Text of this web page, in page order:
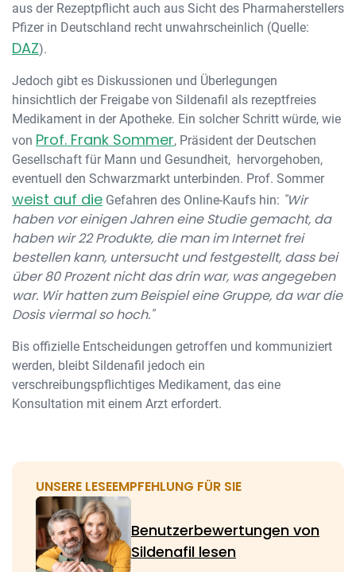
aus der Rezeptpflicht auch aus Sicht des Pharmaherstellers
Pfizer in Deutschland recht unwahrscheinlich (Quelle:
DAZ).
Jedoch gibt es Diskussionen und Überlegungen
hinsichtlich der Freigabe von Sildenafil als rezeptfreies
Medikament in der Apotheke. Ein solcher Schritt würde, wie
von Prof. Frank Sommer, Präsident der Deutschen
Gesellschaft für Mann und Gesundheit, hervorgehoben,
eventuell den Schwarzmarkt unterbinden. Prof. Sommer
weist auf die Gefahren des Online-Kaufs hin: "Wir
haben vor einigen Jahren eine Studie gemacht, da
haben wir 22 Produkte, die man im Internet frei
bestellen kann, untersucht und festgestellt, dass bei
über 80 Prozent nicht das drin war, was angegeben
war. Wir hatten zum Beispiel eine Gruppe, da war die
Dosis viermal so hoch."
Bis offizielle Entscheidungen getroffen und kommuniziert
werden, bleibt Sildenafil jedoch ein
verschreibungspflichtiges Medikament, das eine
Konsultation mit einem Arzt erfordert.
UNSERE LESEEMPFEHLUNG FÜR SIE
Benutzerbewertungen von
Sildenafil lesen